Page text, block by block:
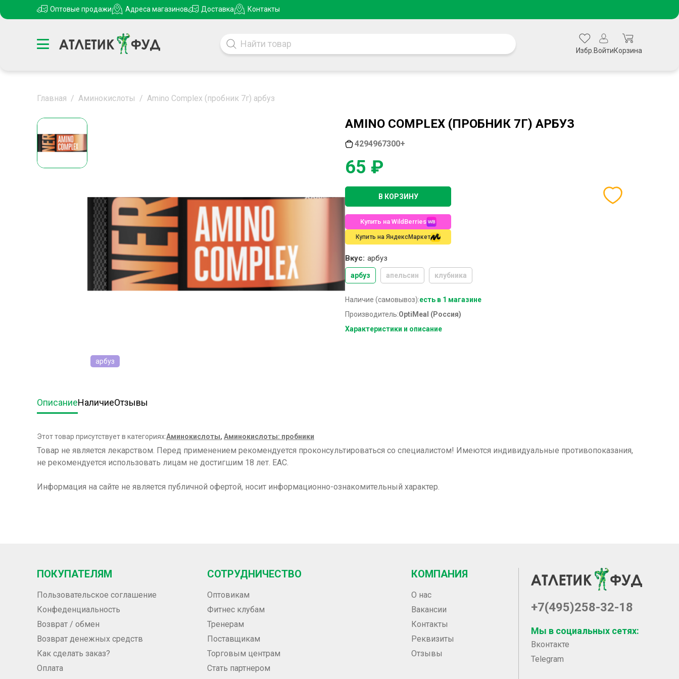
Оптовые продажи Адреса магазинов Доставка Контакты
Избр. ВойтиКорзина
Главная / Аминокислоты / Amino Complex (пробник 7г) арбуз
арбуз
AMINO COMPLEX (ПРОБНИК 7Г) АРБУЗ
4294967300+
65 ₽
В КОРЗИНУ
Купить на WildBerries
Купить на ЯндексМаркет
Вкус: арбуз
арбуз апельсин клубника
Наличие (самовывоз):есть в 1 магазине
Производитель:OptiMeal (Россия)
Характеристики и описание
Описание
Этот товар присутствует в категориях:Аминокислоты, Аминокислоты: пробники
Товар не является лекарством. Перед применением рекомендуется проконсультироваться со специалистом! Имеются индивидуальные противопоказания,
не рекомендуется использовать лицам не достигшим 18 лет. ЕАС.
Информация на сайте не является публичной офертой, носит информационно-ознакомительный характер.
НаличиеОтзывы
ПОКУПАТЕЛЯМ
Пользовательское соглашение
Конфеденциальность
Возврат / обмен
Возврат денежных средств
Как сделать заказ?
Оплата
СОТРУДНИЧЕСТВО
Оптовикам
Фитнес клубам
Тренерам
Поставщикам
Торговым центрам
Стать партнером
КОМПАНИЯ
О нас
Вакансии
Контакты
Реквизиты
Отзывы
+7(495)258-32-18
Мы в социальных сетях:
Вконтакте
Telegram